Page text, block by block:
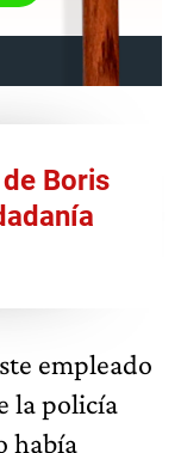
Boris
empleado
la policía
había